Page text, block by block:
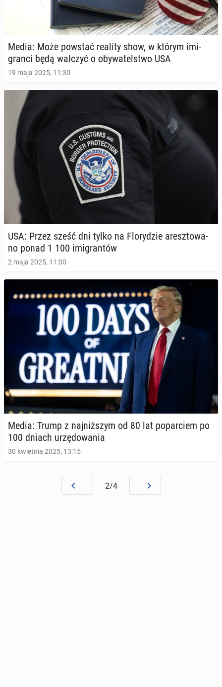
Media: Może powstać reality show, w którym imi­
gran­ci będą walczyć o oby­wa­tel­stwo USA
19 maja 2025, 11:30
USA: Przez sześć dni tylko na Flo­ry­dzie aresz­to­wa­
no ponad 1 100 imi­gran­tów
2 maja 2025, 11:00
Media: Trump z naj­niż­szym od 80 lat po­par­ciem po
100 dniach urzę­do­wa­nia
30 kwietnia 2025, 13:15
2/4